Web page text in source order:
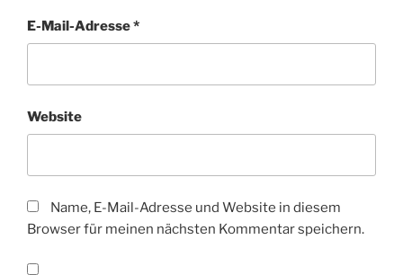
E-Mail-Adresse*
Website
Name, E-Mail-Adresse und Website in diesem
Browser für meinen nächsten Kommentar speichern.